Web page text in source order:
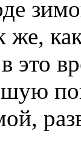
же,
это